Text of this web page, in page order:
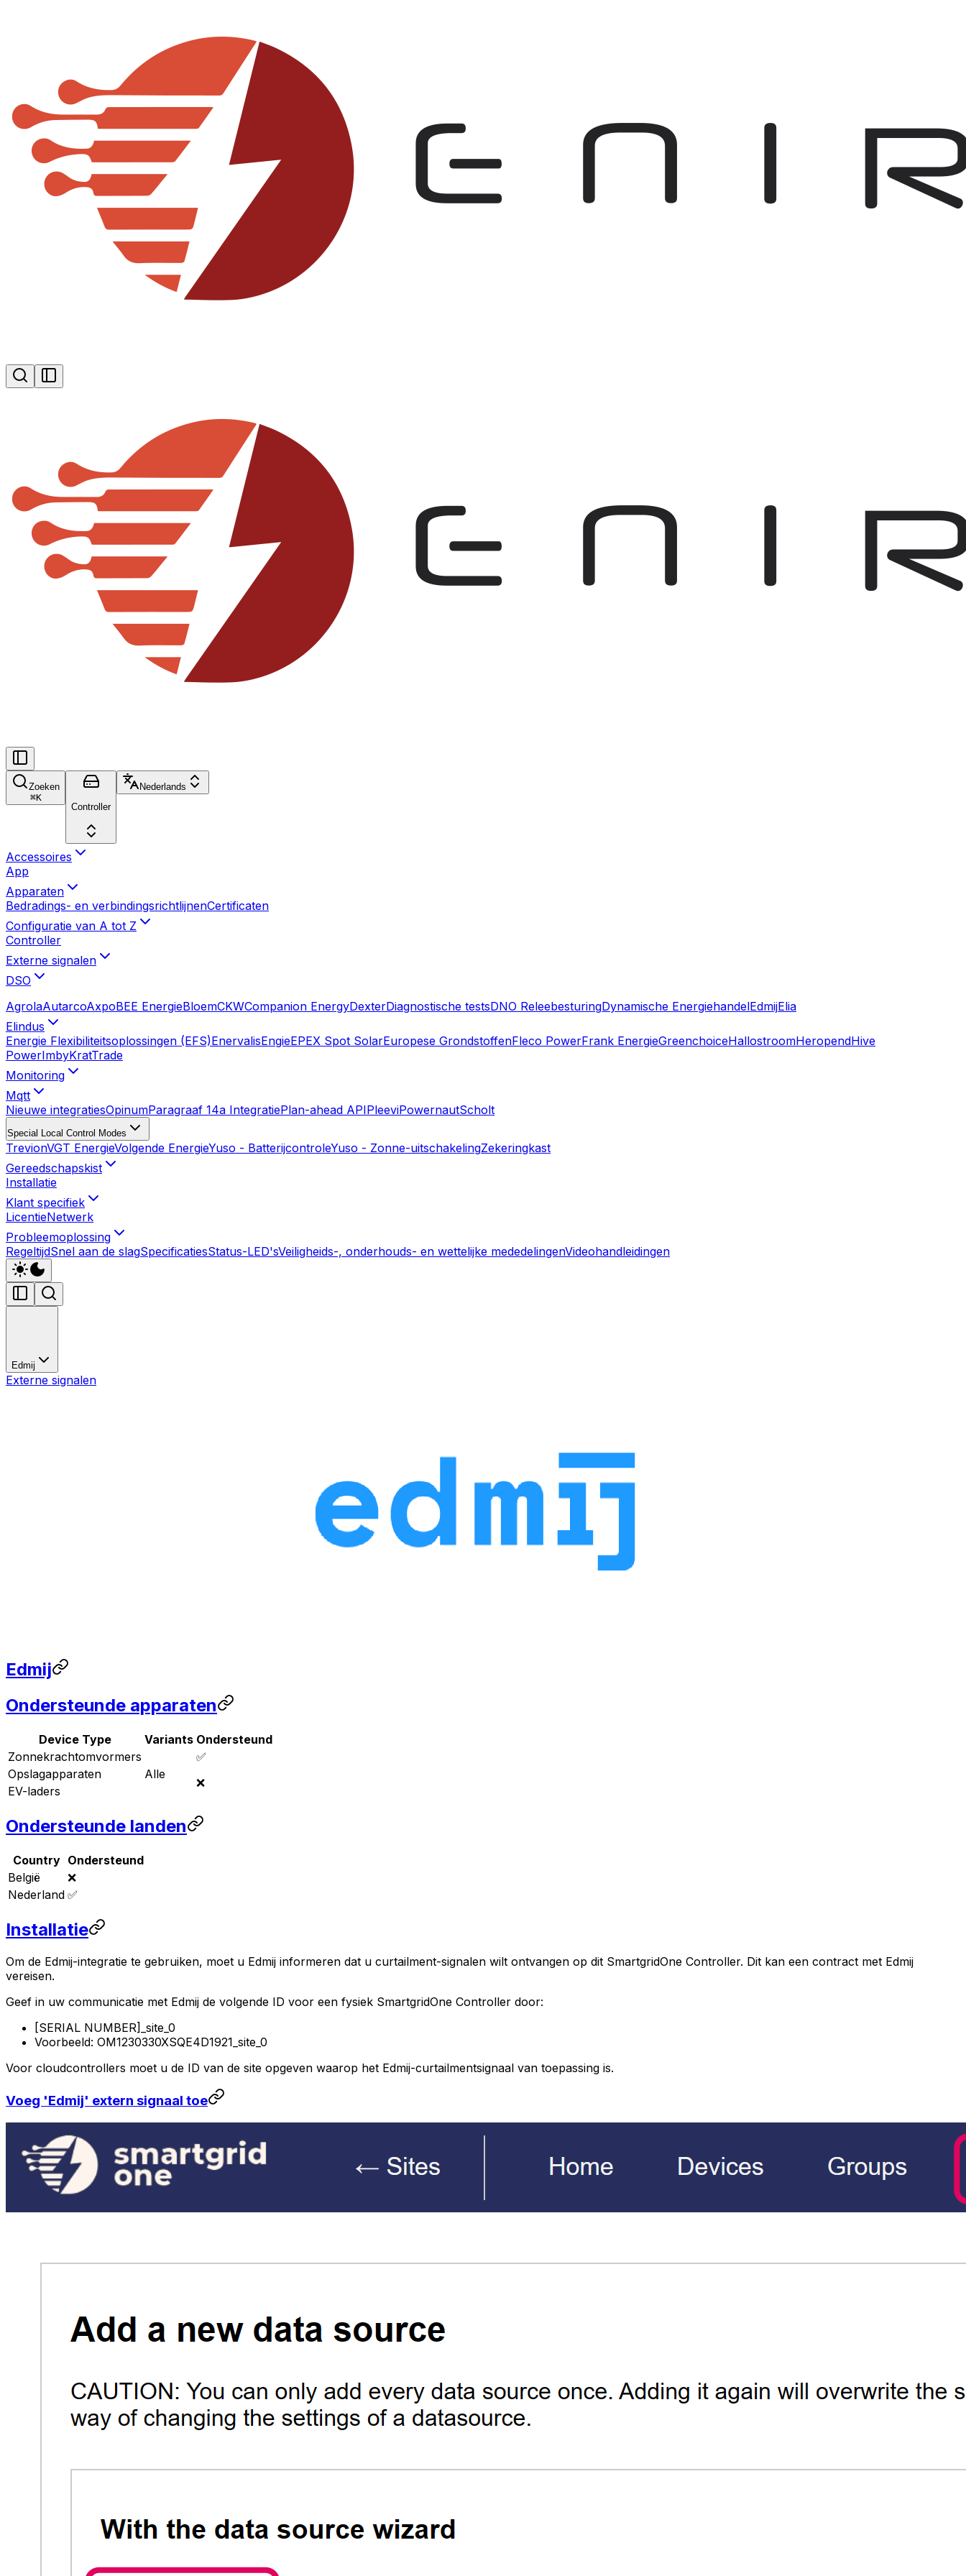
Zoeken
⌘K
Controller
Nederlands
Accessoires
App
Apparaten
Bedradings- en verbindingsrichtlijnenCertificaten
Configuratie van A tot Z
Controller
Externe signalen
DSO
AgrolaAutarcoAxpoBEE EnergieBloemCKWCompanion EnergyDexterDiagnostische testsDNO ReleebesturingDynamische EnergiehandelEdmijElia
Elindus
Energie Flexibiliteitsoplossingen (EFS)EnervalisEngieEPEX Spot SolarEuropese GrondstoffenFleco PowerFrank EnergieGreenchoiceHallostroomHeropendHive
PowerImbyKratTrade
Monitoring
Mqtt
Nieuwe integratiesOpinumParagraaf 14a IntegratiePlan-ahead APIPleeviPowernautScholt
Special Local Control Modes
TrevionVGT EnergieVolgende EnergieYuso - BatterijcontroleYuso - Zonne-uitschakelingZekeringkast
Gereedschapskist
Installatie
Klant specifiek
LicentieNetwerk
Probleemoplossing
RegeltijdSnel aan de slagSpecificatiesStatus-LED'sVeiligheids-, onderhouds- en wettelijke mededelingenVideohandleidingen
Edmij
Externe signalen
Edmij
Ondersteunde apparaten
Device Type Variants Ondersteund
Zonnekrachtomvormers
Alle
✅
Opslagapparaten
❌
EV-laders
Ondersteunde landen
Country Ondersteund
België
❌
Nederland ✅
Installatie
Om de Edmij-integratie te gebruiken, moet u Edmij informeren dat u curtailment-signalen wilt ontvangen op dit SmartgridOne Controller. Dit kan een contract met Edmij
vereisen.
Geef in uw communicatie met Edmij de volgende ID voor een fysiek SmartgridOne Controller door:
[SERIAL NUMBER]_site_0
Voorbeeld: OM1230330XSQE4D1921_site_0
Voor cloudcontrollers moet u de ID van de site opgeven waarop het Edmij-curtailmentsignaal van toepassing is.
Voeg 'Edmij' extern signaal toe